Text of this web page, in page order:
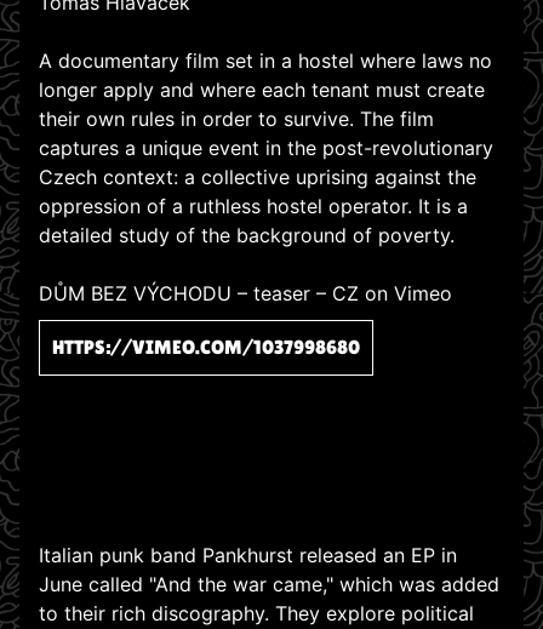
A documentary film set in a hostel where laws no
longer apply and where each tenant must create
their own rules in order to survive. The film
captures a unique event in the post-revolutionary
Czech context: a collective uprising against the
oppression of a ruthless hostel operator. It is a
detailed study of the background of poverty.
DŮM BEZ VÝCHODU – teaser – CZ on Vimeo
HTTPS://VIMEO.COM/1037998680
Italian punk band Pankhurst released an EP in
June called "And the war came," which was added
to their rich discography. They explore political